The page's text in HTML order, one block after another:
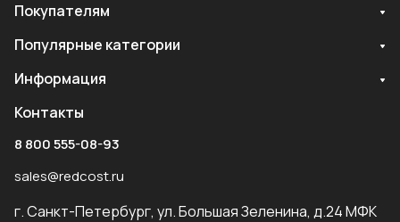
Покупателям
Популярные категории
Информация
Контакты
8 800 555-08-93
sales@redcost.ru
г. Санкт-Петербург, ул. Большая Зеленина, д.24 МФК